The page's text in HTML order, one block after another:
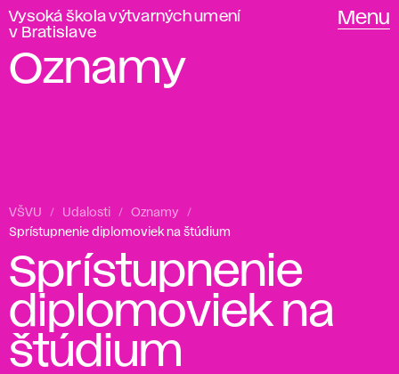
Vysoká škola výtvarných umení
v Bratislave
Menu
Oznamy
VŠVU Udalosti
Oznamy
Sprístupnenie diplomoviek na štúdium
Sprístupnenie
diplomoviek na
štúdium